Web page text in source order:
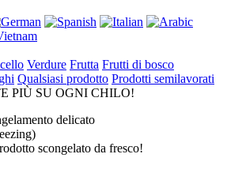
Verdure Frutta Frutti di bosco
Qualsiasi prodotto Prodotti semilavorati
PIÙ SU OGNI CHILO!
delicato
scongelato da fresco!